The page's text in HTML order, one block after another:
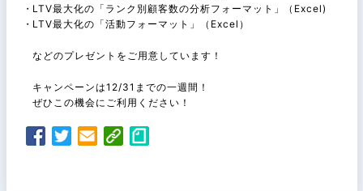
・LTV最大化の「ランク別顧客数の分析フォーマット」（Excel)
・LTV最大化の「活動フォーマット」（Excel）
などのプレゼントをご用意しています！
キャンペーンは12/31までの一週間！
ぜひこの機会にご利用ください！